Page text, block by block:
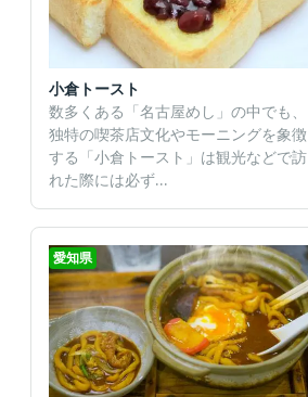
小倉トースト
数多くある「名古屋めし」の中でも、
独特の喫茶店文化やモーニングを象徴
する「小倉トースト」は観光などで訪
れた際には必ず...
愛知県